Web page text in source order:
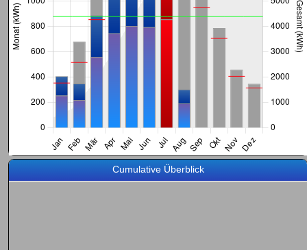
Cumulative Überblick